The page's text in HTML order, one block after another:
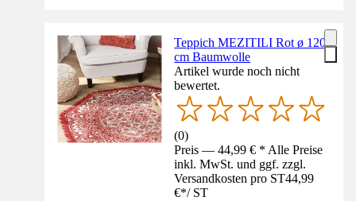
Teppich MEZITILI Rot ø 120
cm Baumwolle
Artikel wurde noch nicht
bewertet.
(0)
Preis — 44,99 € * Alle Preise
inkl. MwSt. und ggf. zzgl.
Versandkosten pro ST44,99
€*/ ST